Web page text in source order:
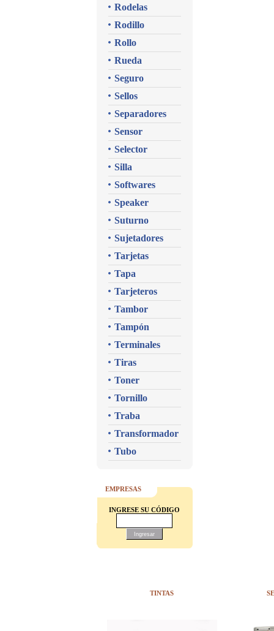
Rodelas
Rodillo
Rollo
Rueda
Seguro
Sellos
Separadores
Sensor
Selector
Silla
Softwares
Speaker
Suturno
Sujetadores
Tarjetas
Tapa
Tarjeteros
Tambor
Tampón
Terminales
Tiras
Toner
Tornillo
Traba
Transformador
Tubo
EMPRESAS
INGRESE SU CÓDIGO
TINTAS